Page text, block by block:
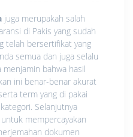
juga merupakah salah
di Pakis yang sudah
telah bersertifikat yang
semua dan juga selalu
bahwa hasil
ini benar-benar akurat
term yang di pakai
Selanjutnya
mempercayakan
dokumen